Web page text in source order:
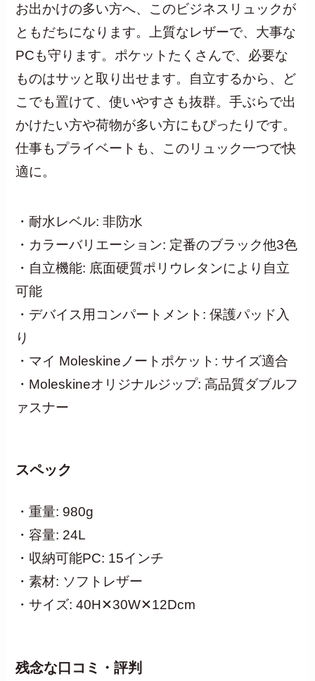
お出かけの多い方へ、このビジネスリュックが
ともだちになります。上質なレザーで、大事な
PCも守ります。ポケットたくさんで、必要な
ものはサッと取り出せます。自立するから、ど
こでも置けて、使いやすさも抜群。手ぶらで出
かけたい方や荷物が多い方にもぴったりです。
仕事もプライベートも、このリュック一つで快
適に。
・耐水レベル: 非防水
・カラーバリエーション: 定番のブラック他3色
・自立機能: 底面硬質ポリウレタンにより自立
可能
・デバイス用コンパートメント: 保護パッド入
り
・マイ Moleskineノートポケット: サイズ適合
・Moleskineオリジナルジップ: 高品質ダブルフ
ァスナー
スペック
・重量: 980g
・容量: 24L
・収納可能PC: 15インチ
・素材: ソフトレザー
・サイズ: 40H✕30W✕12Dcm
残念な口コミ・評判